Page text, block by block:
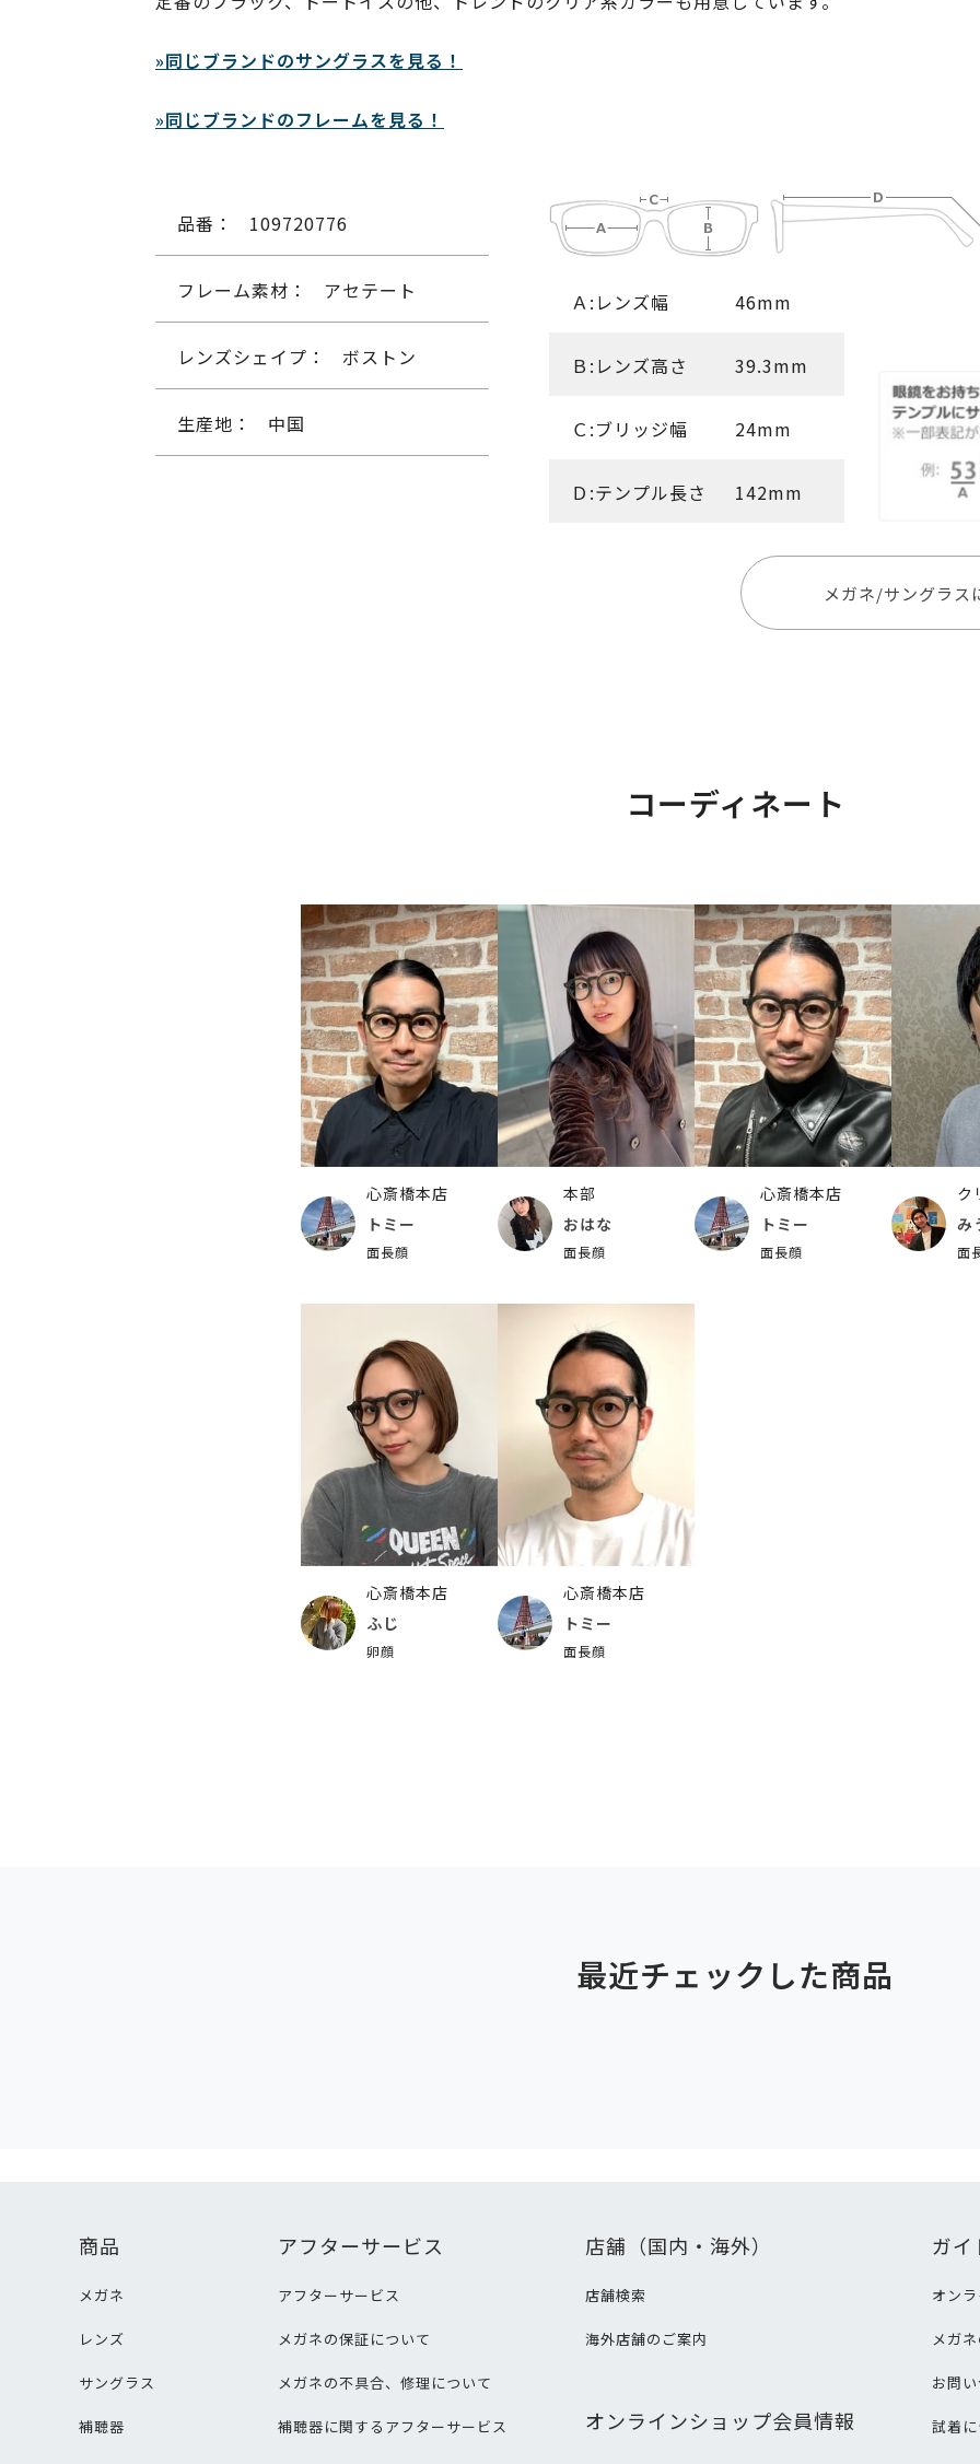
»同じブランドのサングラスを見る！
»同じブランドのフレームを見る！
品番： 109720776
フレーム素材： アセテート
レンズシェイプ： ボストン
生産地： 中国
Ａ:レンズ幅 46mm
Ｂ:レンズ高さ 39.3mm
Ｃ:ブリッジ幅 24mm
Ｄ:テンプル長さ 142mm
メガネ/サングラス
コーディネート
心斎橋本店
トミー
面長顔
本部
おはな
面長顔
心斎橋本店
トミー
面長顔
ク
み
面
心斎橋本店
ふじ
卵顔
心斎橋本店
トミー
面長顔
最近チェックした商品
商品
メガネ
レンズ
サングラス
補聴器
アフターサービス
アフターサービス
メガネの保証について
メガネの不具合、修理について
補聴器に関するアフターサービス
店舗（国内・海外）
店舗検索
海外店舗のご案内
オンラインショップ会員情報
ガイ
オン
メガ
お問
試着